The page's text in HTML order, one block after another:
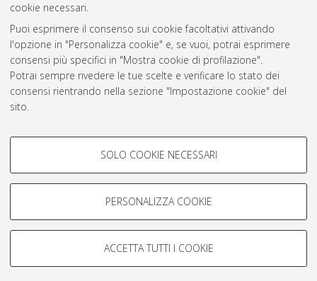
cookie necessari.
Puoi esprimere il consenso sui cookie facoltativi attivando
l'opzione in "Personalizza cookie" e, se vuoi, potrai esprimere
consensi più specifici in "Mostra cookie di profilazione".
Potrai sempre rivedere le tue scelte e verificare lo stato dei
consensi rientrando nella sezione "Impostazione cookie" del
sito.
COOKIE DI PROFILAZIONE -
Si tratta di cookie utilizzati per analizzare le caratteristiche della
navigazione degli utenti, creare profili in base al loro comportamento
Mostra cookie di profilazione
COOKIE TECNICI - NECESSARI
SOLO COOKIE NECESSARI
PERSONALIZZA COOKIE
ACCETTA TUTTI I COOKIE
Atom
Rss 1.0
Rss 2.0
Impostazioni Cookie
Informativa sulla privacy
Condizioni d’uso del sito